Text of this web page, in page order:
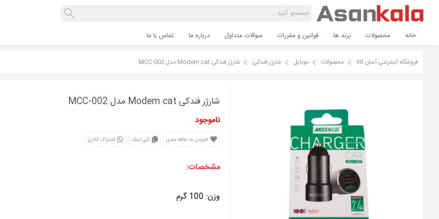
خانه محصولات برند ها قوانین و مقررات سوالات متداول درباره ما تماس با ما
فروشگاه اینترنتی آسان کالا محصولات موبایل شارژر فندکی شارژر فندکی Modem cat مدل MCC-002
شارژر فندکی Modem cat مدل MCC-002
ناموجود
افزودن به علاقه مندی کپی لینک اشتراک گذاری
مشخصات:
وزن: 100 گرم